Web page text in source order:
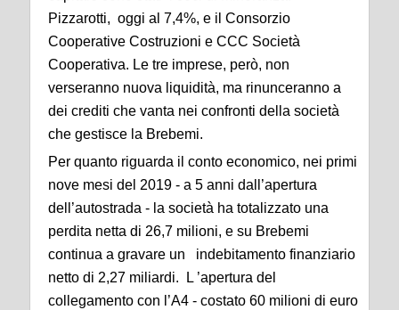
Pizzarotti, oggi al 7,4%, e il Consorzio
Cooperative Costruzioni e CCC Società
Cooperativa. Le tre imprese, però, non
verseranno nuova liquidità, ma rinunceranno a
dei crediti che vanta nei confronti della società
che gestisce la Brebemi.
Per quanto riguarda il conto economico, nei primi
nove mesi del 2019 - a 5 anni dall’apertura
dell’autostrada - la società ha totalizzato una
perdita netta di 26,7 milioni, e su Brebemi
continua a gravare un indebitamento finanziario
netto di 2,27 miliardi. L ’apertura del
collegamento con l’A4 - costato 60 milioni di euro